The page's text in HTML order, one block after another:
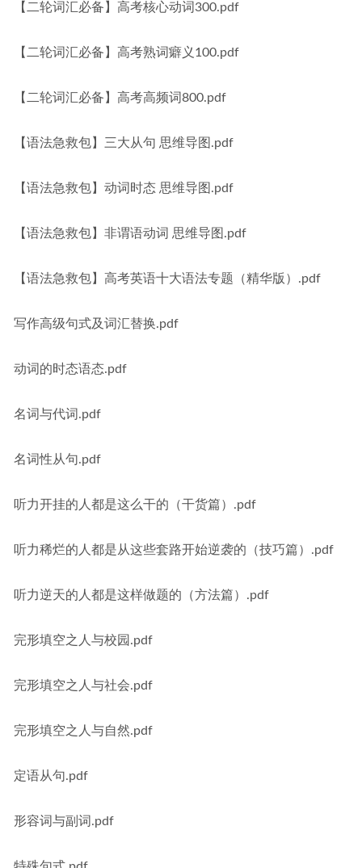
【二轮词汇必备】高考核心动词300.pdf
【二轮词汇必备】高考熟词癖义100.pdf
【二轮词汇必备】高考高频词800.pdf
【语法急救包】三大从句 思维导图.pdf
【语法急救包】动词时态 思维导图.pdf
【语法急救包】非谓语动词 思维导图.pdf
【语法急救包】高考英语十大语法专题（精华版）.pdf
写作高级句式及词汇替换.pdf
动词的时态语态.pdf
名词与代词.pdf
名词性从句.pdf
听力开挂的人都是这么干的（干货篇）.pdf
听力稀烂的人都是从这些套路开始逆袭的（技巧篇）.pdf
听力逆天的人都是这样做题的（方法篇）.pdf
完形填空之人与校园.pdf
完形填空之人与社会.pdf
完形填空之人与自然.pdf
定语从句.pdf
形容词与副词.pdf